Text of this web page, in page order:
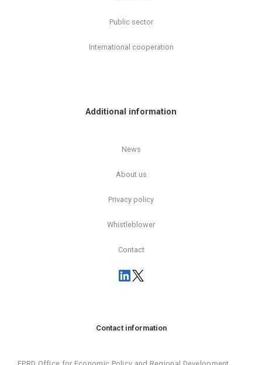
Public sector
International cooperation
Additional information
News
About us
Privacy policy
Whistleblower
Contact
Contact information